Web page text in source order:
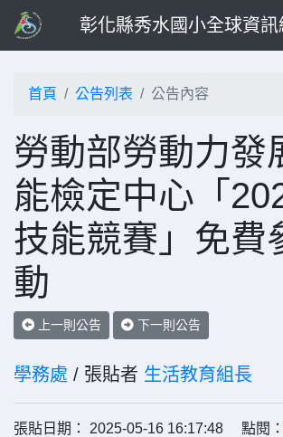
彰化縣秀水國小全球資訊
首頁 公告列表 公告內容
勞動部勞動力發
能檢定中心「
技能競賽」免費
動
上一則公告 下一則公告
學務處 / 張貼者 生活教育組長
張貼日期： 2025-05-16 16:17:48 點閱：